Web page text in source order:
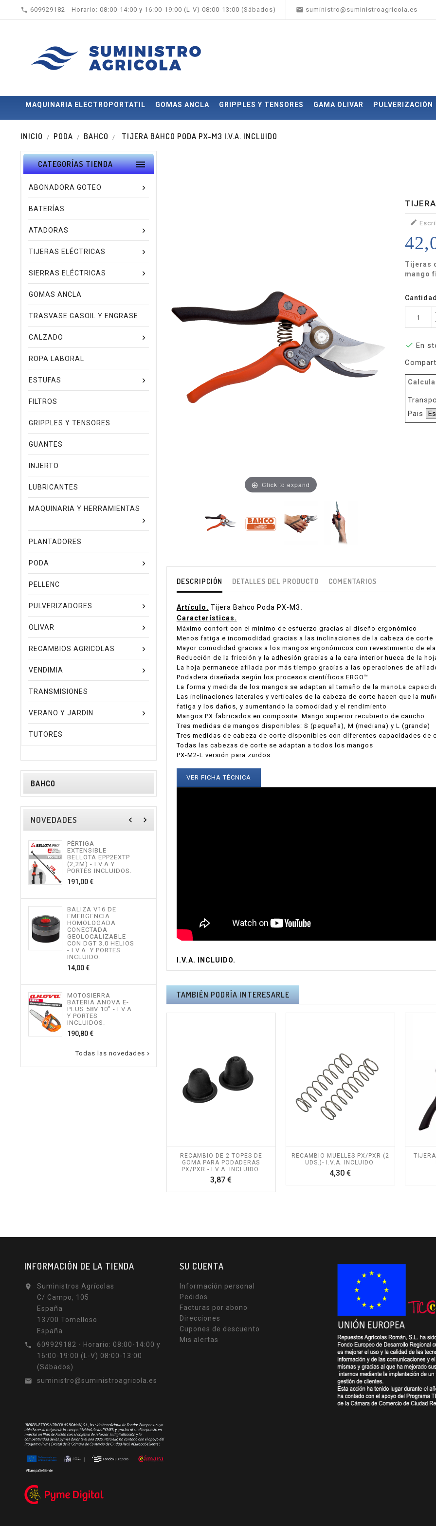
 609929182 - Horario: 08:00-14:00 y 16:00-19:00 (L-V) 08:00-13:00 (Sábados)  suministro@suministroagricola.es
MAQUINARIA ELECTROPORTATIL GOMAS ANCLA GRIPPLES Y TENSORES GAMA OLIVAR PULVERIZACIÓN
INICIO PODA BAHCO TIJERA BAHCO PODA PX-M3 I.V.A. INCLUIDO
CATEGORÍAS TIENDA 
ABONADORA GOTEO
BATERÍAS
ATADORAS
TIJERAS ELÉCTRICAS
SIERRAS ELÉCTRICAS
GOMAS ANCLA
TRASVASE GASOIL Y ENGRASE
CALZADO
ROPA LABORAL
ESTUFAS
FILTROS
GRIPPLES Y TENSORES
GUANTES
INJERTO
LUBRICANTES
MAQUINARIA Y HERRAMIENTAS
PLANTADORES
PODA
PELLENC
PULVERIZADORES
OLIVAR
RECAMBIOS AGRICOLAS
VENDIMIA
TRANSMISIONES
VERANO Y JARDIN
TUTORES
BAHCO
NOVEDADES navigate_before navigate_next
PÉRTIGA
EXTENSIBLE
BELLOTA EPP2EXTP
(2,2M) - I.V.A Y
PORTES INCLUIDOS.
191,00 €Precio
BALIZA V16 DE
EMERGENCIA
HOMOLOGADA
CONECTADA
GEOLOCALIZABLE
CON DGT 3.0 HELIOS
- I.V.A. Y PORTES
INCLUIDO.
14,00 €Precio
MOTOSIERRA
BATERIA ANOVA E-
PLUS 58V 10" - I.V.A
Y PORTES
INCLUIDOS.
190,80 €Precio
ALTUNA AB240 -
I.V.A Y PORTES
INCLUIDOS.
496,10 €Precio
MOTOSIERRA
INCLUIDOS.
217,80 €Precio
BCL23 +
Todas las novedades 
Click to expand

Tijeras
mango
Cantidad
 En
Pais
DESCRIPCIÓN DETALLES DEL PRODUCTO COMENTARIOS
Artículo. Tijera Bahco Poda PX-M3
Características.
Máximo confort con el mínimo de esfuerzo gracias al diseño ergonómico
Menos fatiga e incomodidad gracias a las inclinaciones de la cabeza de corte
Mayor comodidad gracias a los mangos ergonómicos con revestimiento de
Reducción de la fricción y la adhesión gracias a la cara interior hueca de la
La hoja permanece afilada por más tiempo gracias a las operaciones de
Podadera diseñada según los procesos científicos ERGO™
La forma y medida de los mangos se adaptan al tamaño de la manoLa
Las inclinaciones laterales y verticales de la cabeza de corte hacen que la
fatiga y los daños, y aumentando la comodidad y el rendimiento
Mangos PX fabricados en composite. Mango superior recubierto de caucho
Tres medidas de mangos disponibles: S (pequeña), M (mediana) y L (grande)
Tres medidas de cabeza de corte disponibles con diferentes capacidades de
Todas las cabezas de corte se adaptan a todos los mangos
PX-M2-L versión para zurdos
VER FICHA TÉCNICA
I.V.A. INCLUIDO.
TAMBIÉN PODRÍA INTERESARLE
RECAMBIO DE 2 TOPES DE
GOMA PARA PODADERAS
PX/PXR - I.V.A. INCLUIDO.
3,87 €Precio
RECAMBIO MUELLES PX/PXR (2
UDS.)- I.V.A. INCLUIDO.
4,30 €Precio
INFORMACIÓN DE LA TIENDA

Suministros Agrícolas
C/ Campo, 105
España
13700 Tomelloso
España

609929182 - Horario: 08:00-14:00 y
16:00-19:00 (L-V) 08:00-13:00
(Sábados)

suministro@suministroagricola.es
SU CUENTA
Información personal
Pedidos
Facturas por abono
Direcciones
Cupones de descuento
Mis alertas